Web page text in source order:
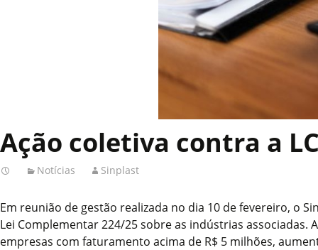
Ação coletiva contra a
Notícias Sinplast
Em reunião de gestão realizada no dia 10 de fevereiro, o
Lei Complementar 224/25 sobre as indústrias
empresas com faturamento acima de R$ 5 milhões,